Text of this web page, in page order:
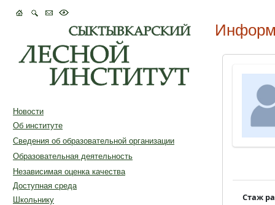
Новости
Об институте
Сведения об образовательной организации
Образовательная деятельность
Независимая оценка качества
Доступная среда
Школьнику
Стаж